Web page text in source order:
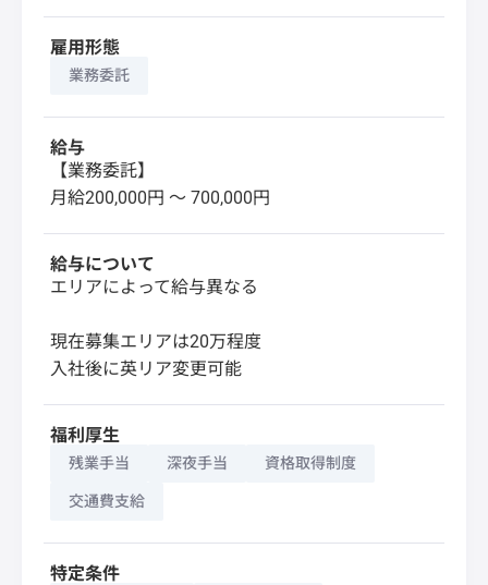
雇用形態
業務委託
給与
【業務委託】
月給200,000円 〜 700,000円
給与について
エリアによって給与異なる
現在募集エリアは20万程度
入社後に英リア変更可能
福利厚生
残業手当 深夜手当 資格取得制度
交通費支給
特定条件